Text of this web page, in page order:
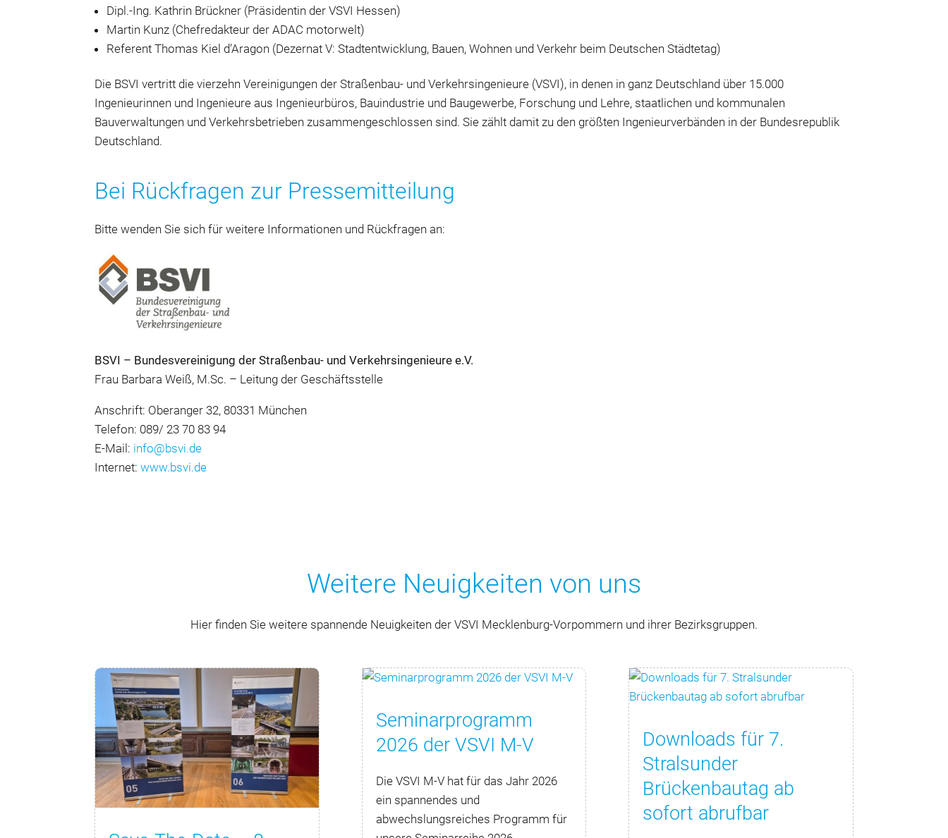
Dipl.-Ing. Kathrin Brückner (Präsidentin der VSVI Hessen)
Martin Kunz (Chefredakteur der ADAC motorwelt)
Referent Thomas Kiel d’Aragon (Dezernat V: Stadtentwicklung, Bauen, Wohnen und Verkehr beim Deutschen Städtetag)
Die BSVI vertritt die vierzehn Vereinigungen der Straßenbau- und Verkehrsingenieure (VSVI), in denen in ganz Deutschland über 15.000
Ingenieurinnen und Ingenieure aus Ingenieurbüros, Bauindustrie und Baugewerbe, Forschung und Lehre, staatlichen und kommunalen
Bauverwaltungen und Verkehrsbetrieben zusammengeschlossen sind. Sie zählt damit zu den größten Ingenieurverbänden in der Bundesrepublik
Deutschland.
Bei Rückfragen zur Pressemitteilung
Bitte wenden Sie sich für weitere Informationen und Rückfragen an:
BSVI – Bundesvereinigung der Straßenbau- und Verkehrsingenieure e.V.
Frau Barbara Weiß, M.Sc. – Leitung der Geschäftsstelle
Anschrift: Oberanger 32, 80331 München
Telefon: 089/ 23 70 83 94
E-Mail: info@bsvi.de
Internet:www.bsvi.de
Weitere Neuigkeiten von uns
Hier finden Sie weitere spannende Neuigkeiten der VSVI Mecklenburg-Vorpommern und ihrer Bezirksgruppen.
Seminarprogramm
2026 der VSVI M-V
Die VSVI M-V hat für das Jahr 2026
ein spannendes und
abwechslungsreiches Programm für
Downloads für 7.
Stralsunder
Brückenbautag ab
sofort abrufbar